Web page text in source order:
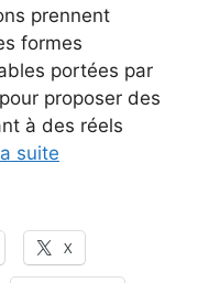
prennent
formes
portées par
proposer des
à des réels
suite
X